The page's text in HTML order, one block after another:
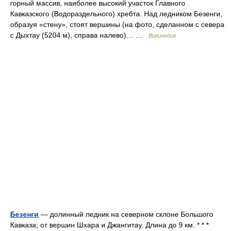
горный массив, наиболее высокий участок Главного
Кавказского (Водораздельного) хребта. Над ледником Безенги,
образуя «стену», стоят вершины (на фото, сделанном с севера
с Дыхтау (5204 м), справа налево)… …
Википедия
Безенги — долинный ледник на северном склоне Большого
Кавказа; от вершин Шхара и Джангитау. Длина до 9 км. * * *